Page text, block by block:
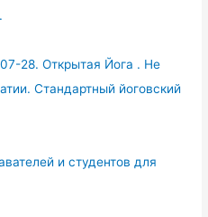
28. Открытая Йога . Не
Стандартный йоговский
и студентов для